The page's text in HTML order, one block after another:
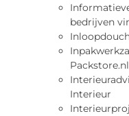
bedrijven
Interieur